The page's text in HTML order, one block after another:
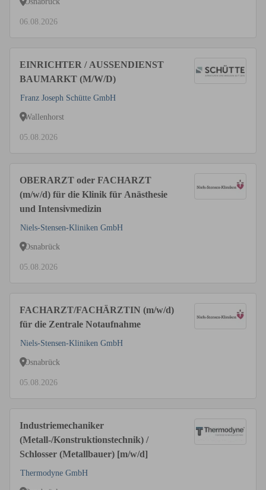
06.08.2026
EINRICHTER / AUSSENDIENST
BAUMARKT (M/W/D)
Franz Joseph Schütte GmbH
Wallenhorst
05.08.2026
OBERARZT oder FACHARZT
(m/w/d) für die Klinik für Anästhesie
und Intensivmedizin
Niels-Stensen-Kliniken GmbH
Osnabrück
05.08.2026
FACHARZT/FACHÄRZTIN (m/w/d)
für die Zentrale Notaufnahme
Niels-Stensen-Kliniken GmbH
Osnabrück
05.08.2026
Industriemechaniker
(Metall-/Konstruktionstechnik) /
Schlosser (Metallbauer) [m/w/d]
Thermodyne GmbH